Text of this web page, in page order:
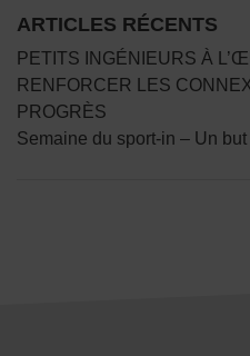
ARTICLES RÉCENTS
PETITS INGÉNIEURS À
RENFORCER LES
PROGRÈS
Semaine du sport-in – Un